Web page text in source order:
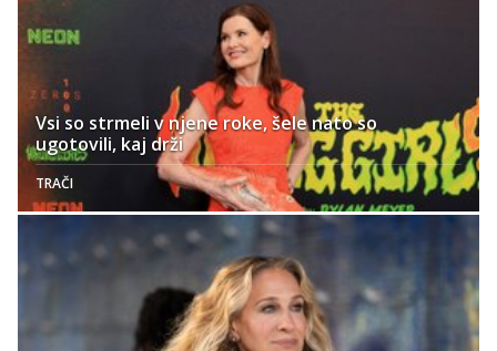
Vsi so strmeli v njene roke, šele nato so
ugotovili, kaj drži
TRAČI